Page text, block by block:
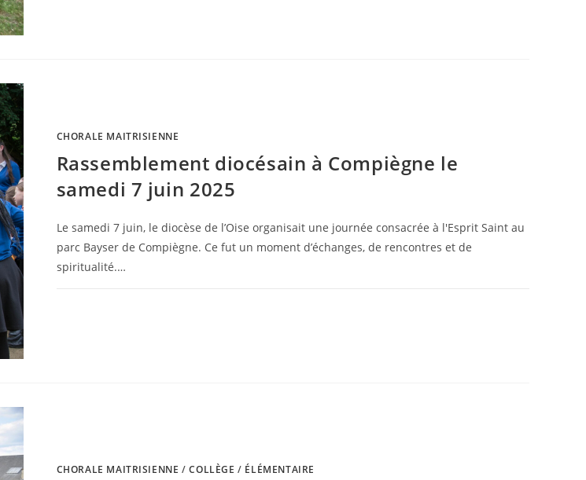
CHORALE MAITRISIENNE
Rassemblement diocésain à Compiègne le
samedi 7 juin 2025
Le samedi 7 juin, le diocèse de l’Oise organisait une journée consacrée à l'Esprit Saint au
parc Bayser de Compiègne. Ce fut un moment d’échanges, de rencontres et de
spiritualité.…
CHORALE MAITRISIENNE /COLLÈGE / ÉLÉMENTAIRE